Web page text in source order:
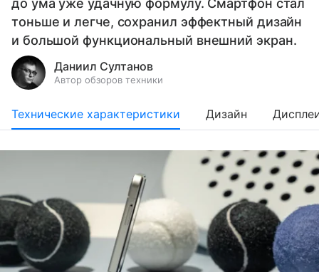
до ума уже удачную формулу. Смартфон стал
тоньше и легче, сохранил эффектный дизайн
и большой функциональный внешний экран.
Даниил Султанов
Автор обзоров техники
Технические характеристики Дизайн